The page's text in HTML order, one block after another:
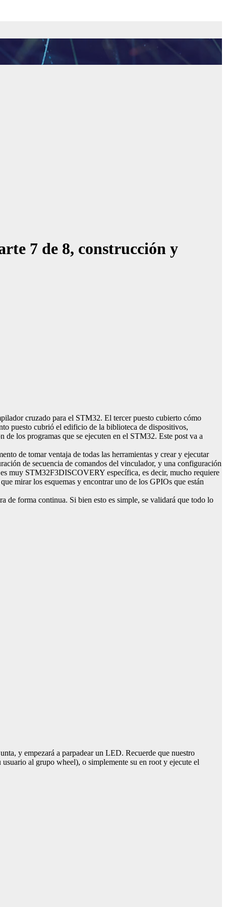
7 de 8, construcción y
cruzado para el STM32. El tercer puesto cubierto cómo
puesto cubrió el edificio de la biblioteca de dispositivos,
los programas que se ejecuten en el STM32. Este post va a
de tomar ventaja de todas las herramientas y crear y ejecutar
de secuencia de comandos del vinculador, y una configuración
muy STM32F3DISCOVERY específica, es decir, mucho requiere
mirar los esquemas y encontrar uno de los GPIOs que están
de forma continua. Si bien esto es simple, se validará que todo lo
y empezará a parpadear un LED. Recuerde que nuestro
al grupo wheel), o simplemente su en root y ejecute el